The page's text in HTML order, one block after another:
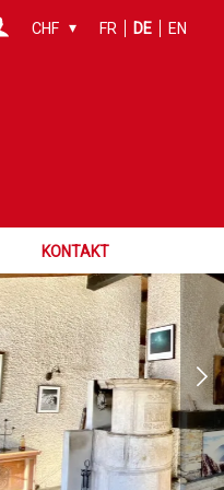
KONTAKT
CHF FR DE EN